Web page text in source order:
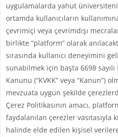
uygulamalarda yahut
ortamda kullanıcıların
çevrimiçi veya çevrimdışı
birlikte “platform” olarak
sırasında kullanıcı deneyimini
sunabilmek için başta 6698
Kanunu (“KVKK” veya “Kanun”)
mevzuata uygun şekilde
Çerez Politikasının amacı,
faydalanılan çerezler
halinde elde edilen kişisel